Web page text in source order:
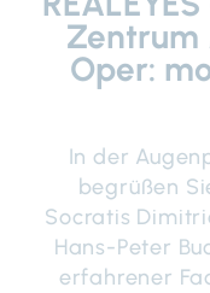
Zentrum
Oper:
In der
begrüßen
Socratis
Hans-Peter
erfahrener